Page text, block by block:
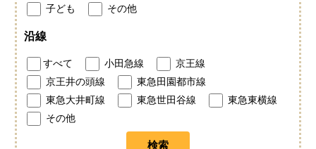
子ども
その他
沿線
すべて 小田急線
京王線
京王井の頭線
東急田園都市線
東急大井町線
東急世田谷線
東急東横線
その他